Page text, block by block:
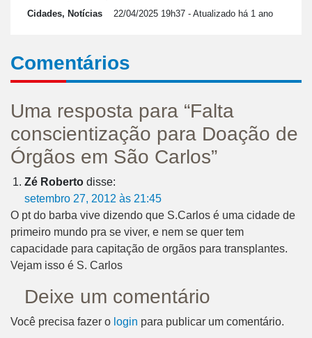
Cidades, Notícias 22/04/2025 19h37 - Atualizado há 1 ano
Comentários
Uma resposta para “Falta
conscientização para Doação de
Órgãos em São Carlos”
Zé Roberto disse:
setembro 27, 2012 às 21:45
O pt do barba vive dizendo que S.Carlos é uma cidade de
primeiro mundo pra se viver, e nem se quer tem
capacidade para capitação de orgãos para transplantes.
Vejam isso é S. Carlos
Deixe um comentário
Você precisa fazer o login para publicar um comentário.